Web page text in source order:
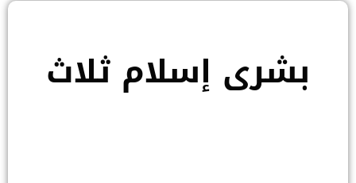
بشرى إسلام ثلاث